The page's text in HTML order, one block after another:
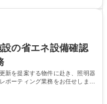
更なる組織拡大の可能性も
す 【取扱製品】 LED照
：大学
：第一種運転免許普通自動
設の省エネ設備確認
新を提案する物件に赴き、照明器
ポーティング業務をお任せしま